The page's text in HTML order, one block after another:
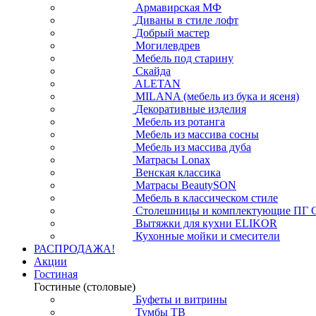
Армавирская МФ
Диваны в стиле лофт
Добрый мастер
Могилевдрев
Мебель под старину
Скайда
ALETAN
MILANA (мебель из бука и ясеня)
Декоративные изделия
Мебель из ротанга
Мебель из массива сосны
Мебель из массива дуба
Матрасы Lonax
Венская классика
Матрасы BeautySON
Мебель в классическом стиле
Столешницы и комплектующие ПГ
Вытяжки для кухни ELIKOR
Кухонные мойки и смесители
РАСПРОДАЖА!
Акции
Гостиная
Гостиные (столовые)
Буфеты и витрины
Тумбы ТВ